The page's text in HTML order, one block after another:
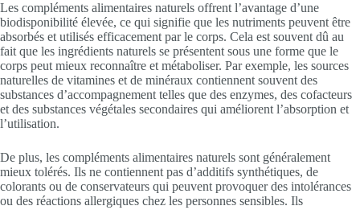
Les compléments alimentaires naturels offrent l’avantage d’une
biodisponibilité élevée, ce qui signifie que les nutriments peuvent être
absorbés et utilisés efficacement par le corps. Cela est souvent dû au
fait que les ingrédients naturels se présentent sous une forme que le
corps peut mieux reconnaître et métaboliser. Par exemple, les sources
naturelles de vitamines et de minéraux contiennent souvent des
substances d’accompagnement telles que des enzymes, des cofacteurs
et des substances végétales secondaires qui améliorent l’absorption et
l’utilisation.
De plus, les compléments alimentaires naturels sont généralement
mieux tolérés. Ils ne contiennent pas d’additifs synthétiques, de
colorants ou de conservateurs qui peuvent provoquer des intolérances
ou des réactions allergiques chez les personnes sensibles. Ils